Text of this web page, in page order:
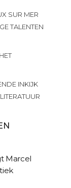
SUR MER
TALENTEN
INKIJK
Marcel